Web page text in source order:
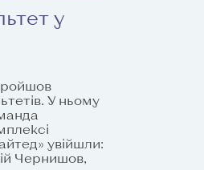
у
У ньому
увійшли:
Чернишов,